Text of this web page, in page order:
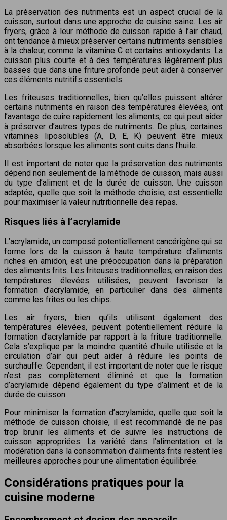
La préservation des nutriments est un aspect crucial de la
cuisson, surtout dans une approche de cuisine saine. Les air
fryers, grâce à leur méthode de cuisson rapide à l’air chaud,
ont tendance à mieux préserver certains nutriments sensibles
à la chaleur, comme la vitamine C et certains antioxydants. La
cuisson plus courte et à des températures légèrement plus
basses que dans une friture profonde peut aider à conserver
ces éléments nutritifs essentiels.
Les friteuses traditionnelles, bien qu’elles puissent altérer
certains nutriments en raison des températures élevées, ont
l’avantage de cuire rapidement les aliments, ce qui peut aider
à préserver d’autres types de nutriments. De plus, certaines
vitamines liposolubles (A, D, E, K) peuvent être mieux
absorbées lorsque les aliments sont cuits dans l’huile.
Il est important de noter que la préservation des nutriments
dépend non seulement de la méthode de cuisson, mais aussi
du type d’aliment et de la durée de cuisson. Une cuisson
adaptée, quelle que soit la méthode choisie, est essentielle
pour maximiser la valeur nutritionnelle des repas.
Risques liés à l’acrylamide
L’acrylamide, un composé potentiellement cancérigène qui se
forme lors de la cuisson à haute température d’aliments
riches en amidon, est une préoccupation dans la préparation
des aliments frits. Les friteuses traditionnelles, en raison des
températures élevées utilisées, peuvent favoriser la
formation d’acrylamide, en particulier dans des aliments
comme les frites ou les chips.
Les air fryers, bien qu’ils utilisent également des
températures élevées, peuvent potentiellement réduire la
formation d’acrylamide par rapport à la friture traditionnelle.
Cela s’explique par la moindre quantité d’huile utilisée et la
circulation d’air qui peut aider à réduire les points de
surchauffe. Cependant, il est important de noter que le risque
n’est pas complètement éliminé et que la formation
d’acrylamide dépend également du type d’aliment et de la
durée de cuisson.
Pour minimiser la formation d’acrylamide, quelle que soit la
méthode de cuisson choisie, il est recommandé de ne pas
trop brunir les aliments et de suivre les instructions de
cuisson appropriées. La variété dans l’alimentation et la
modération dans la consommation d’aliments frits restent les
meilleures approches pour une alimentation équilibrée.
Considérations pratiques pour la
cuisine moderne